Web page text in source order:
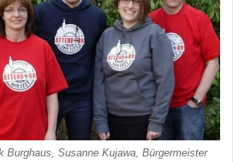
Burghaus, Susanne Kujawa, Bürgermeister